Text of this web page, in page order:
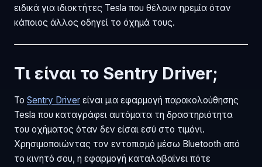
ειδικά για ιδιοκτήτες Tesla που θέλουν ηρεμία όταν
κάποιος άλλος οδηγεί το όχημά τους.
Τι είναι το Sentry Driver;
Το Sentry Driver είναι μια εφαρμογή παρακολούθησης
Tesla που καταγράφει αυτόματα τη δραστηριότητα
του οχήματος όταν δεν είσαι εσύ στο τιμόνι.
Χρησιμοποιώντας τον εντοπισμό μέσω Bluetooth από
το κινητό σου, η εφαρμογή καταλαβαίνει πότε